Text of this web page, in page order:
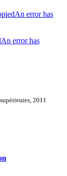
An error has
An error has
2011